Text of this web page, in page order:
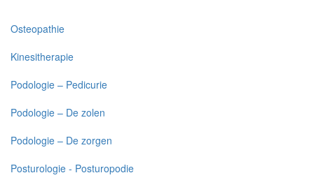
Osteopathie
Kinesitherapie
Podologie – Pedicurie
Podologie – De zolen
Podologie – De zorgen
Posturologie - Posturopodie